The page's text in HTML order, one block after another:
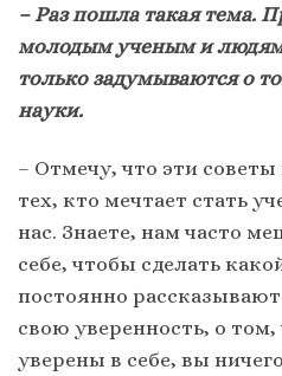
– Раз пошла такая тема.
молодым ученым и
только задумываются о
науки.
– Отмечу, что эти
тех, кто мечтает стать
нас. Знаете, нам часто
себе, чтобы сделать
постоянно
свою уверенность, о
уверены в себе, вы